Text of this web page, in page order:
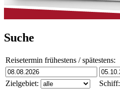
Suche
Reisetermin frühestens / spätestens:
Zielgebiet:
Schiff: